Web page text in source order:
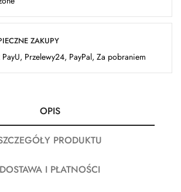
ZAKUPY
PayU, Przelewy24, PayPal, Za pobraniem
OPIS
PRODUKTU
DOSTAWA I PŁATNOŚCI